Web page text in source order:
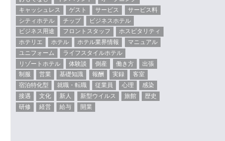
キャッシュレス
ゲスト サービス
サービス料
シティホテル
チップ
ビジネスホテル
ビジネス用途
フロントスタッフ
ホスピタリティ
ホテリエ
ホテル ホテル業界情報
マニュアル
ユニフォーム
ライフスタイルホテル
リゾートホテル
体験談 倒産 働き方
出張
制服
営業 基礎知識 報酬 実録
客室
宿泊特化型
就職・転職 従業員 心理
感染
接遇
文化 新人 新型ウイルス 旅館
歴史
研修
経営 給与 開業